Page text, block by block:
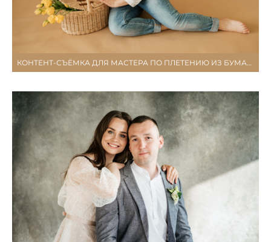
КОНТЕНТ-СЪЁМКА ДЛЯ МАСТЕРА ПО ПЛЕТЕНИЮ ИЗ БУМАЖНОЙ ЛОЗЫ НАТАЛИ